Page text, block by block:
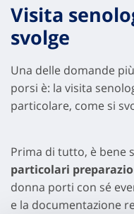
Visita
svolge
Una delle domande
porsi è: la visita
particolare, come si
Prima di tutto, è bene
particolari
donna porti con sé
e la documentazione